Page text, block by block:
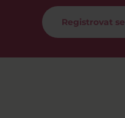
Registrovat se